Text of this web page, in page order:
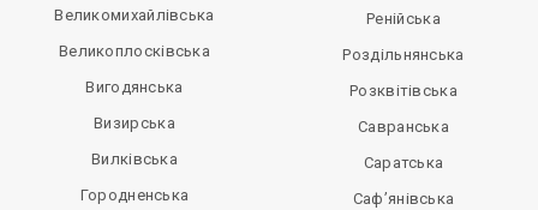
Великомихайлівська
Великоплосківська
Вигодянська
Визирська
Вилківська
Городненська
Ренійська
Роздільнянська
Розквітівська
Савранська
Саратська
Саф’янівська